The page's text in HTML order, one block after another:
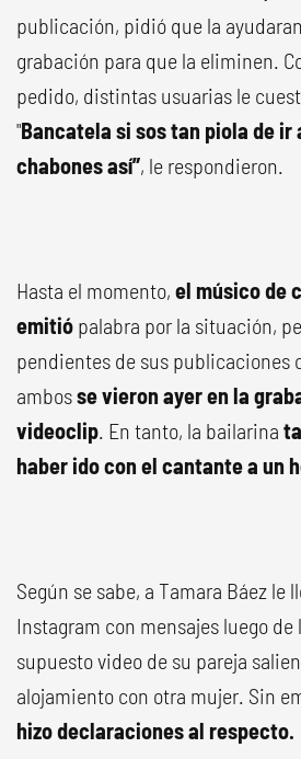
publicación, pidió que la
grabación para que la eliminen.
pedido, distintas usuarias le
"Bancatela si sos tan piola de ir
chabones así”, le respondieron.
Hasta el momento, el músico de
emitió palabra por la situación,
pendientes de sus publicaciones
ambosse vieron ayer en la
videoclip. En tanto, la bailarina
haber ido con el cantante a un
Según se sabe, a Tamara Báez le
Instagram con mensajes luego
supuesto video de su pareja
alojamiento con otra mujer. Sin
hizo declaraciones al respecto.